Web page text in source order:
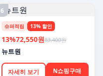
6
슈퍼적립 13% 할인
13%72,550원83,400원
뉴트원
자세히 보기 N쇼핑구매